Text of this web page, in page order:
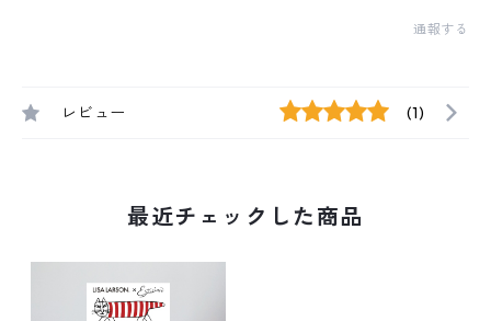
通報する
レビュー (1)
最近チェックした商品